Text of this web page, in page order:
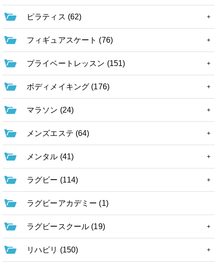
ピラティス (62)
フィギュアスケート (76)
プライベートレッスン (151)
ボディメイキング (176)
マラソン (24)
メンズエステ (64)
メンタル (41)
ラグビー (114)
ラグビーアカデミー (1)
ラグビースクール (19)
リハビリ (150)